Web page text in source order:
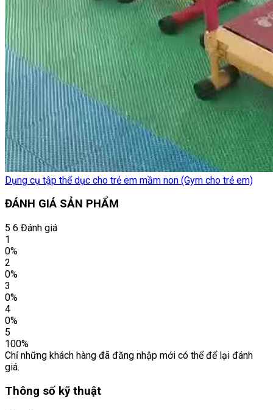
Dụng cụ tập thể dục cho trẻ em mầm non (Gym cho trẻ em)
ĐÁNH GIÁ SẢN PHẨM
5 6 Đánh giá
1
0%
2
0%
3
0%
4
0%
5
100%
Chỉ những khách hàng đã đăng nhập mới có thể để lại đánh
giá.
Thông số kỹ thuật